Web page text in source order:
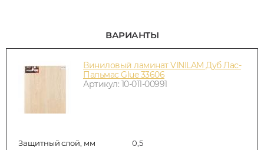
ВАРИАНТЫ
Виниловый ламинат VINILAM Дуб Лас-
Пальмас Glue 33606
Артикул: 10-011-00991
Защитный слой, мм
0,5